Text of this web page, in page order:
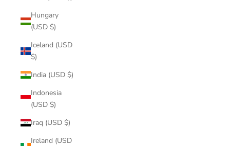
Hungary
(USD $)
Iceland (USD
$)
India (USD $)
Indonesia
(USD $)
Iraq (USD $)
Ireland (USD